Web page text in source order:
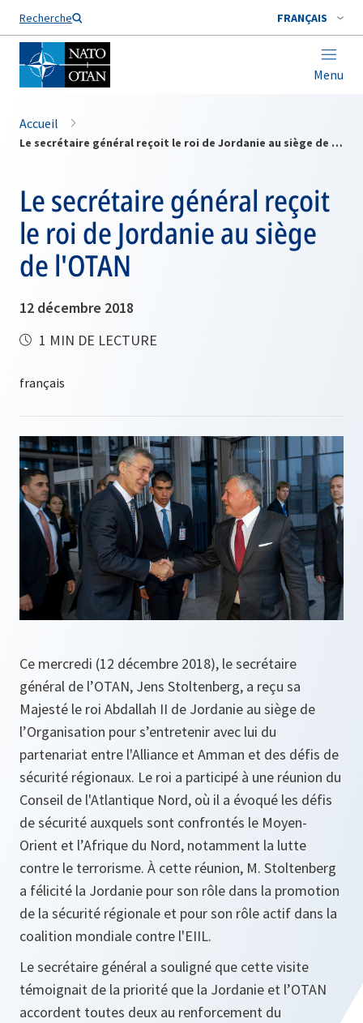
Recherche FRANÇAIS
Menu
Nom de famille*
Accueil
Le secrétaire général reçoit le roi de Jordanie au siège de l'OTAN
Le secrétaire général reçoit
le roi de Jordanie au siège
de l'OTAN
12 décembre 2018
1 MIN DE LECTURE
Ce mercredi (12 décembre 2018), le secrétaire
général de l’OTAN, Jens Stoltenberg, a reçu sa
Majesté le roi Abdallah II de Jordanie au siège de
l’Organisation pour s’entretenir avec lui du
partenariat entre l'Alliance et Amman et des défis de
sécurité régionaux. Le roi a participé à une réunion du
Conseil de l'Atlantique Nord, où il a évoqué les défis
de sécurité auxquels sont confrontés le Moyen-
Orient et l’Afrique du Nord, notamment la lutte
contre le terrorisme. À cette réunion, M. Stoltenberg
a félicité la Jordanie pour son rôle dans la promotion
de la sécurité régionale et pour son rôle actif dans la
coalition mondiale contre l'EIIL.
Le secrétaire général a souligné que cette visite
témoignait de la priorité que la Jordanie et l’OTAN
accordent toutes deux au renforcement du